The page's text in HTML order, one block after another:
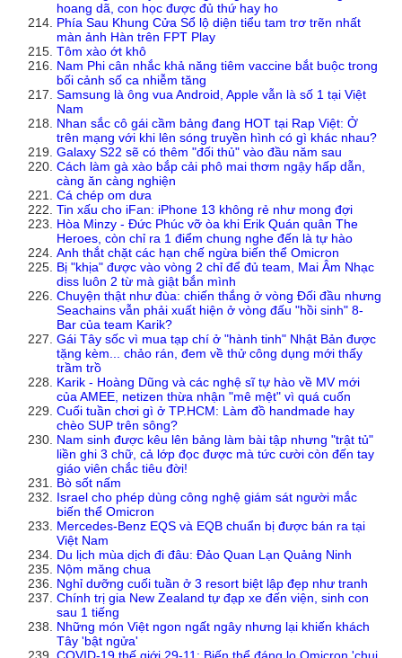
hoang dã, con học được đủ thứ hay ho
Phía Sau Khung Cửa Sổ lộ diện tiểu tam trơ trẽn nhất
màn ảnh Hàn trên FPT Play
Tôm xào ớt khô
Nam Phi cân nhắc khả năng tiêm vaccine bắt buộc trong
bối cảnh số ca nhiễm tăng
Samsung là ông vua Android, Apple vẫn là số 1 tại Việt
Nam
Nhan sắc cô gái cầm bảng đang HOT tại Rap Việt: Ở
trên mạng với khi lên sóng truyền hình có gì khác nhau?
Galaxy S22 sẽ có thêm "đối thủ" vào đầu năm sau
Cách làm gà xào bắp cải phô mai thơm ngậy hấp dẫn,
càng ăn càng nghiện
Cá chép om dưa
Tin xấu cho iFan: iPhone 13 không rẻ như mong đợi
Hòa Minzy - Đức Phúc vỡ òa khi Erik Quán quân The
Heroes, còn chỉ ra 1 điểm chung nghe đến là tự hào
Anh thắt chặt các hạn chế ngừa biến thể Omicron
Bị "khịa" được vào vòng 2 chỉ để đủ team, Mai Âm Nhạc
diss luôn 2 từ mà giật bắn mình
Chuyện thật như đùa: chiến thắng ở vòng Đối đầu nhưng
Seachains vẫn phải xuất hiện ở vòng đấu "hồi sinh" 8-
Bar của team Karik?
Gái Tây sốc vì mua tạp chí ở "hành tinh" Nhật Bản được
tặng kèm... chảo rán, đem về thử công dụng mới thấy
trầm trồ
Karik - Hoàng Dũng và các nghệ sĩ tự hào về MV mới
của AMEE, netizen thừa nhận "mê mệt" vì quá cuốn
Cuối tuần chơi gì ở TP.HCM: Làm đồ handmade hay
chèo SUP trên sông?
Nam sinh được kêu lên bảng làm bài tập nhưng "trật tủ"
liền ghi 3 chữ, cả lớp đọc được mà tức cười còn đến tay
giáo viên chắc tiêu đời!
Bò sốt nấm
Israel cho phép dùng công nghệ giám sát người mắc
biến thể Omicron
Mercedes-Benz EQS và EQB chuẩn bị được bán ra tại
Việt Nam
Du lịch mùa dịch đi đâu: Đảo Quan Lạn Quảng Ninh
Nộm măng chua
Nghỉ dưỡng cuối tuần ở 3 resort biệt lập đẹp như tranh
Chính trị gia New Zealand tự đạp xe đến viện, sinh con
sau 1 tiếng
Những món Việt ngon ngất ngây nhưng lại khiến khách
Tây 'bật ngửa'